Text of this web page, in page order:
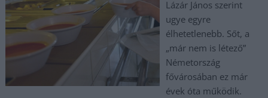
Lázár János szerint
ugye egyre
élhetetlenebb. Sőt, a
„már nem is létező”
Németország
fővárosában ez már
évek óta működik.